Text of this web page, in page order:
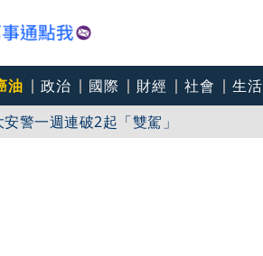
油 政治 國際 財經 社會 生活
問「有人買嗎」店員回應超出想像
警一週連破2起「雙駕」